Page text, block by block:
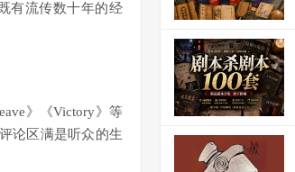
有流传数十年的经
》《Victory》等
论区满是听众的生